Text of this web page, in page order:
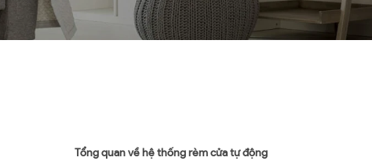
Tổng quan về hệ thống rèm cửa tự động